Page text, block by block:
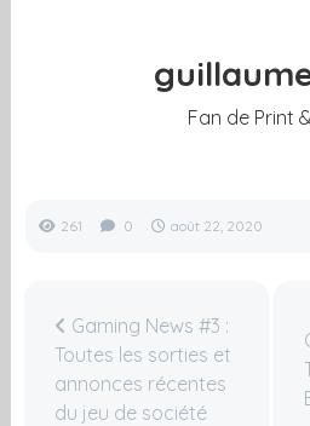
Fan de Print
261 0 août 22, 2020
Gaming News #3 :
Toutes les sorties et
annonces récentes
du jeu de société